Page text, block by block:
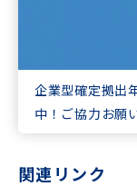
企業型確定拠出
中！ご協力お願
関連リンク